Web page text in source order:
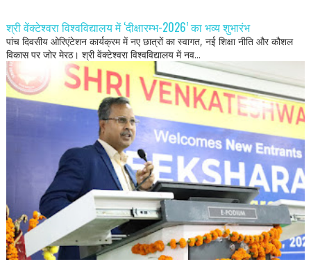
श्री वेंक्टेश्वरा विश्वविद्यालय में ‘दीक्षारम्भ-2026’ का भव्य शुभारंभ
पांच दिवसीय ओरिएंटेशन कार्यक्रम में नए छात्रों का स्वागत, नई शिक्षा नीति और कौशल
विकास पर जोर मेरठ। श्री वेंक्टेश्वरा विश्वविद्यालय में नव...